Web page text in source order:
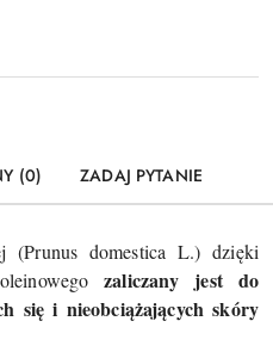
(0) ZADAJ PYTANIE
domestica L.) dzięki
zaliczany jest do
się i nieobciążających skóry